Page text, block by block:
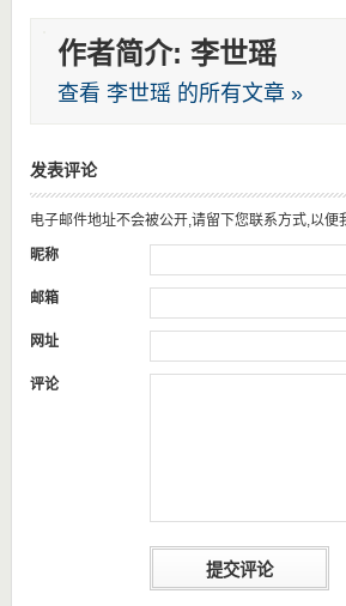
作者简介: 李世瑶
查看 李世瑶 的所有文章 »
发表评论
电子邮件地址不会被公开,请留下您联系方式,以
昵称
邮箱
网址
评论